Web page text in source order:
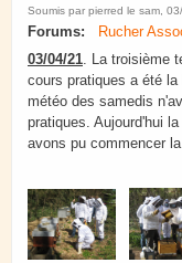
Soumis par pierred le sam,
Forums:
Rucher
03/04/21. La troisième
cours pratiques a été
météo des samedis
pratiques. Aujourd'hui
avons pu commencer